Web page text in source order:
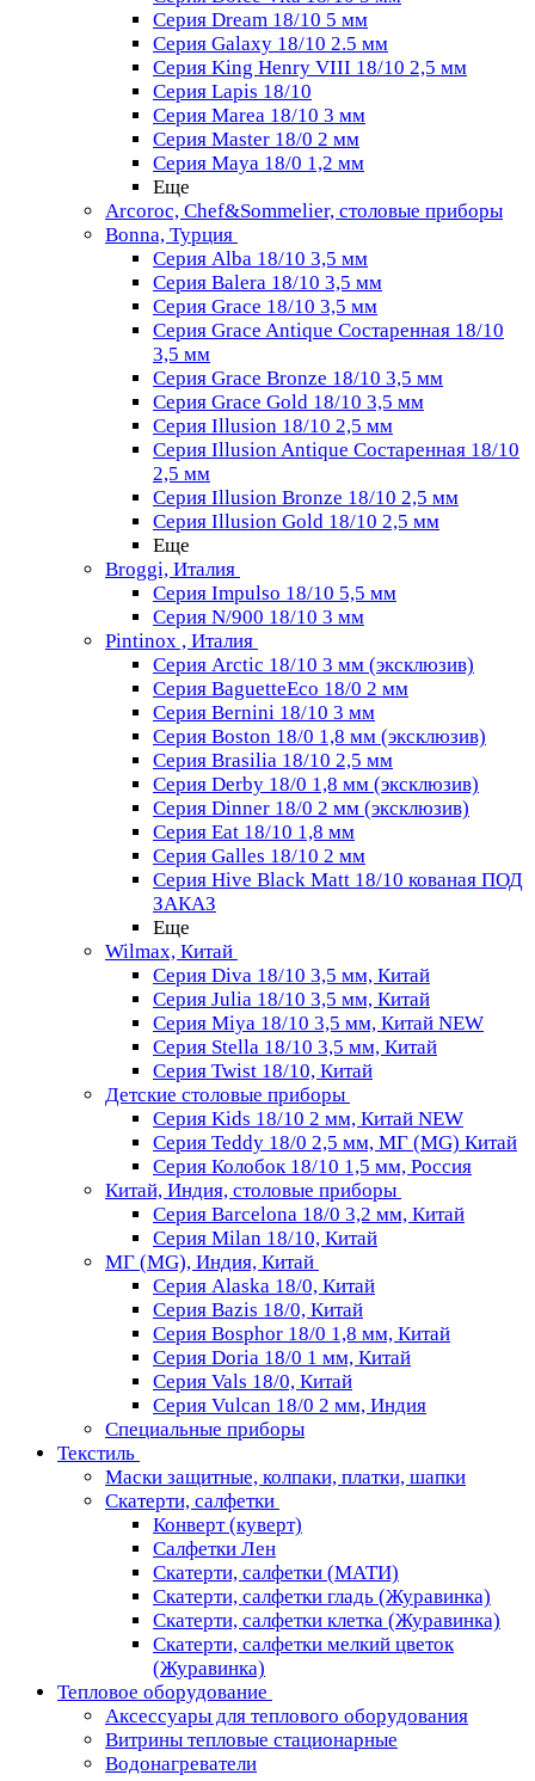
Серия Dream 18/10 5 мм
Серия Galaxy 18/10 2.5 мм
Серия King Henry VIII 18/10 2,5 мм
Серия Lapis 18/10
Серия Marea 18/10 3 мм
Серия Master 18/0 2 мм
Серия Maya 18/0 1,2 мм
Еще
Arcoroc, Chef&Sommelier, столовые приборы
Bonna, Турция
Серия Alba 18/10 3,5 мм
Серия Balera 18/10 3,5 мм
Серия Grace 18/10 3,5 мм
Серия Grace Antique Состаренная 18/10
3,5 мм
Серия Grace Bronze 18/10 3,5 мм
Серия Grace Gold 18/10 3,5 мм
Серия Illusion 18/10 2,5 мм
Серия Illusion Antique Состаренная 18/10
2,5 мм
Серия Illusion Bronze 18/10 2,5 мм
Серия Illusion Gold 18/10 2,5 мм
Еще
Broggi, Италия
Серия Impulso 18/10 5,5 мм
Серия N/900 18/10 3 мм
Pintinox , Италия
Серия Arctic 18/10 3 мм (эксклюзив)
Серия BaguetteEco 18/0 2 мм
Серия Bernini 18/10 3 мм
Серия Boston 18/0 1,8 мм (эксклюзив)
Серия Brasilia 18/10 2,5 мм
Серия Derby 18/0 1,8 мм (эксклюзив)
Серия Dinner 18/0 2 мм (эксклюзив)
Серия Eat 18/10 1,8 мм
Серия Galles 18/10 2 мм
Серия Hive Black Matt 18/10 кованая ПОД
ЗАКАЗ
Еще
Wilmax, Китай
Серия Diva 18/10 3,5 мм, Китай
Серия Julia 18/10 3,5 мм, Китай
Серия Miya 18/10 3,5 мм, Китай NEW
Серия Stella 18/10 3,5 мм, Китай
Серия Twist 18/10, Китай
Детские столовые приборы
Серия Kids 18/10 2 мм, Китай NEW
Серия Teddy 18/0 2,5 мм, МГ (MG) Китай
Серия Колобок 18/10 1,5 мм, Россия
Китай, Индия, столовые приборы
Серия Barcelona 18/0 3,2 мм, Китай
Серия Milan 18/10, Китай
МГ (MG), Индия, Китай
Серия Alaska 18/0, Китай
Серия Bazis 18/0, Китай
Серия Bosphor 18/0 1,8 мм, Китай
Серия Doria 18/0 1 мм, Китай
Серия Vals 18/0, Китай
Серия Vulcan 18/0 2 мм, Индия
Специальные приборы
Текстиль
Маски защитные, колпаки, платки, шапки
Скатерти, салфетки
Конверт (куверт)
Салфетки Лен
Скатерти, салфетки (МАТИ)
Скатерти, салфетки гладь (Журавинка)
Скатерти, салфетки клетка (Журавинка)
Скатерти, салфетки мелкий цветок
(Журавинка)
Тепловое оборудование
Аксессуары для теплового оборудования
Витрины тепловые стационарные
Водонагреватели